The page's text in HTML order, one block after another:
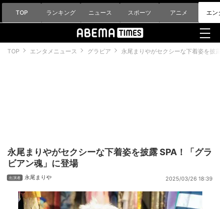
TOP ランキング ニュース スポーツ アニメ エン
TOP エンタメニュース グラビア 永尾まりやがセクシーな下着姿を披
永尾まりやがセクシーな下着姿を披露 SPA！「グラ
ビアン魂」に登場
永尾まりや 2025/03/26 18:39